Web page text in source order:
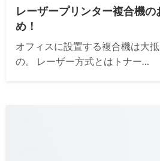
レーザープリンター複合機の
め！
オフィスに設置する複合機は大
の。 レーザー方式とはトナー…